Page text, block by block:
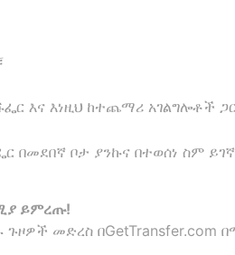
እና እነዚህ ከተጨማሪ አገልግሎቶች
በመደበኛ ቦታ ያንኩና በተወሰነ ስም
ይምረጡ!
መድረስ በGetTransfer.com